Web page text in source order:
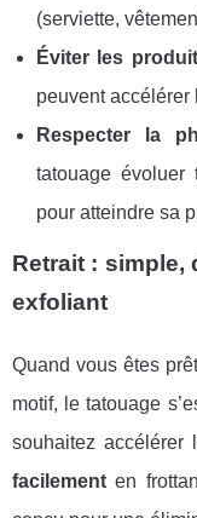
(serviette,
Éviter les
peuvent accélérer
Respecter la
tatouage
pour atteindre sa
Retrait : simple,
exfoliant
Quand vous êtes
motif, le tatouage
souhaitez
facilement en